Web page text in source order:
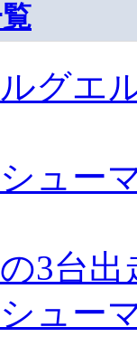
グエ
ュー
3台
ュー